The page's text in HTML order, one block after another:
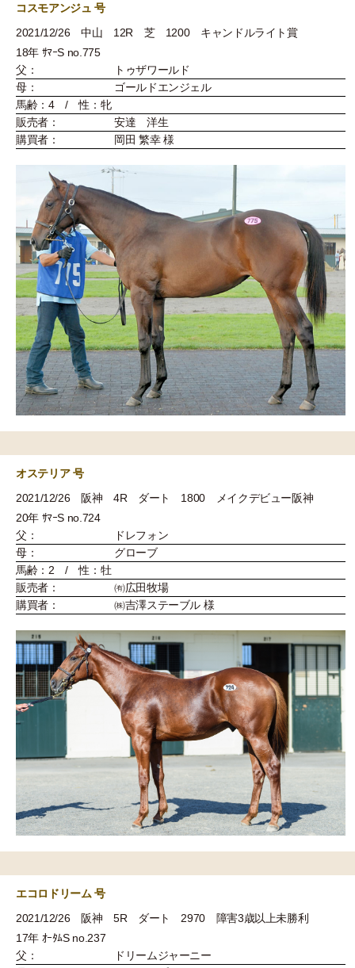
コスモアンジュ 号
2021/12/26 中山 12R 芝 1200 キャンドルライト賞
18年 ｻﾏｰS no.775
父：
トゥザワールド
母：
ゴールドエンジェル
馬齢：4 / 性：牝
販売者：
安達 洋生
購買者：
岡田 繁幸 様
オステリア 号
2021/12/26 阪神 4R ダート 1800 メイクデビュー阪神
20年 ｻﾏｰS no.724
父：
ドレフォン
母：
グローブ
馬齢：2 / 性：牡
販売者：
㈲広田牧場
購買者：
㈱吉澤ステーブル 様
エコロドリーム 号
2021/12/26 阪神 5R ダート 2970 障害3歳以上未勝利
17年 ｵｰﾀﾑS no.237
父：
ドリームジャーニー